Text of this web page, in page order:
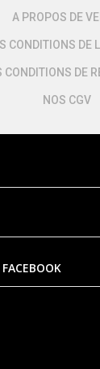
A PROPOS DE
CONDITIONS DE
CONDITIONS DE
NOS CGV